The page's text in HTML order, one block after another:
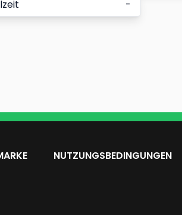
-
NUTZUNGSBEDINGUNGEN